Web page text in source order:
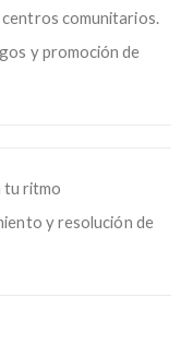
comunitarios.
y promoción de
tu ritmo
y resolución de